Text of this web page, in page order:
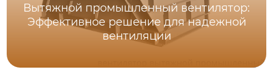
Вытяжной промышленный вентилятор:
Эффективное решение для надежной
вентиляции